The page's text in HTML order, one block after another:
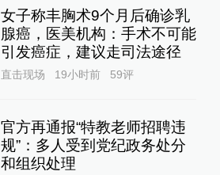
女子称丰胸术9个月后确诊乳
腺癌，医美机构：手术不可能
引发癌症，建议走司法途径
直击现场 19小时前 59评
官方再通报“特教老师招聘违
规”：多人受到党纪政务处分
和组织处理